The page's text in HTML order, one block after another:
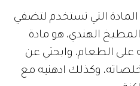
التي تستخدم لتضفي
الهندي، هو مادة
الطعام، وابحثي عن
وكذلك ادهنيه مع